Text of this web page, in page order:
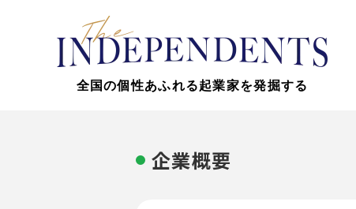
全国の個性あふれる起業家を発掘する
企業概要